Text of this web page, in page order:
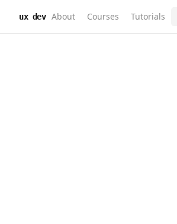
ux dev About Courses Tutorials